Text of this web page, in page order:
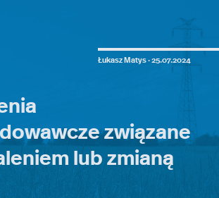
Łukasz Matys ·25.07.2024
związane
lub zmianą